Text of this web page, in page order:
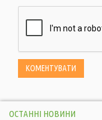
ОСТАННІ НОВИНИ